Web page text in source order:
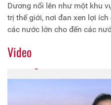
Dương nổi lên như một khu
trị thế giới, nơi đan xen lợi
các nước lớn cho đến các
quốc tế ở bên ngoài khu vực.
được nhiều nước quan tâm
trong những nước lớn có
Video